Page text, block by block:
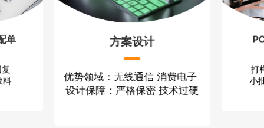
单
料
方案设计
优势领域：无线通信 消费电子
设计保障：严格保密 技术过硬
打
小